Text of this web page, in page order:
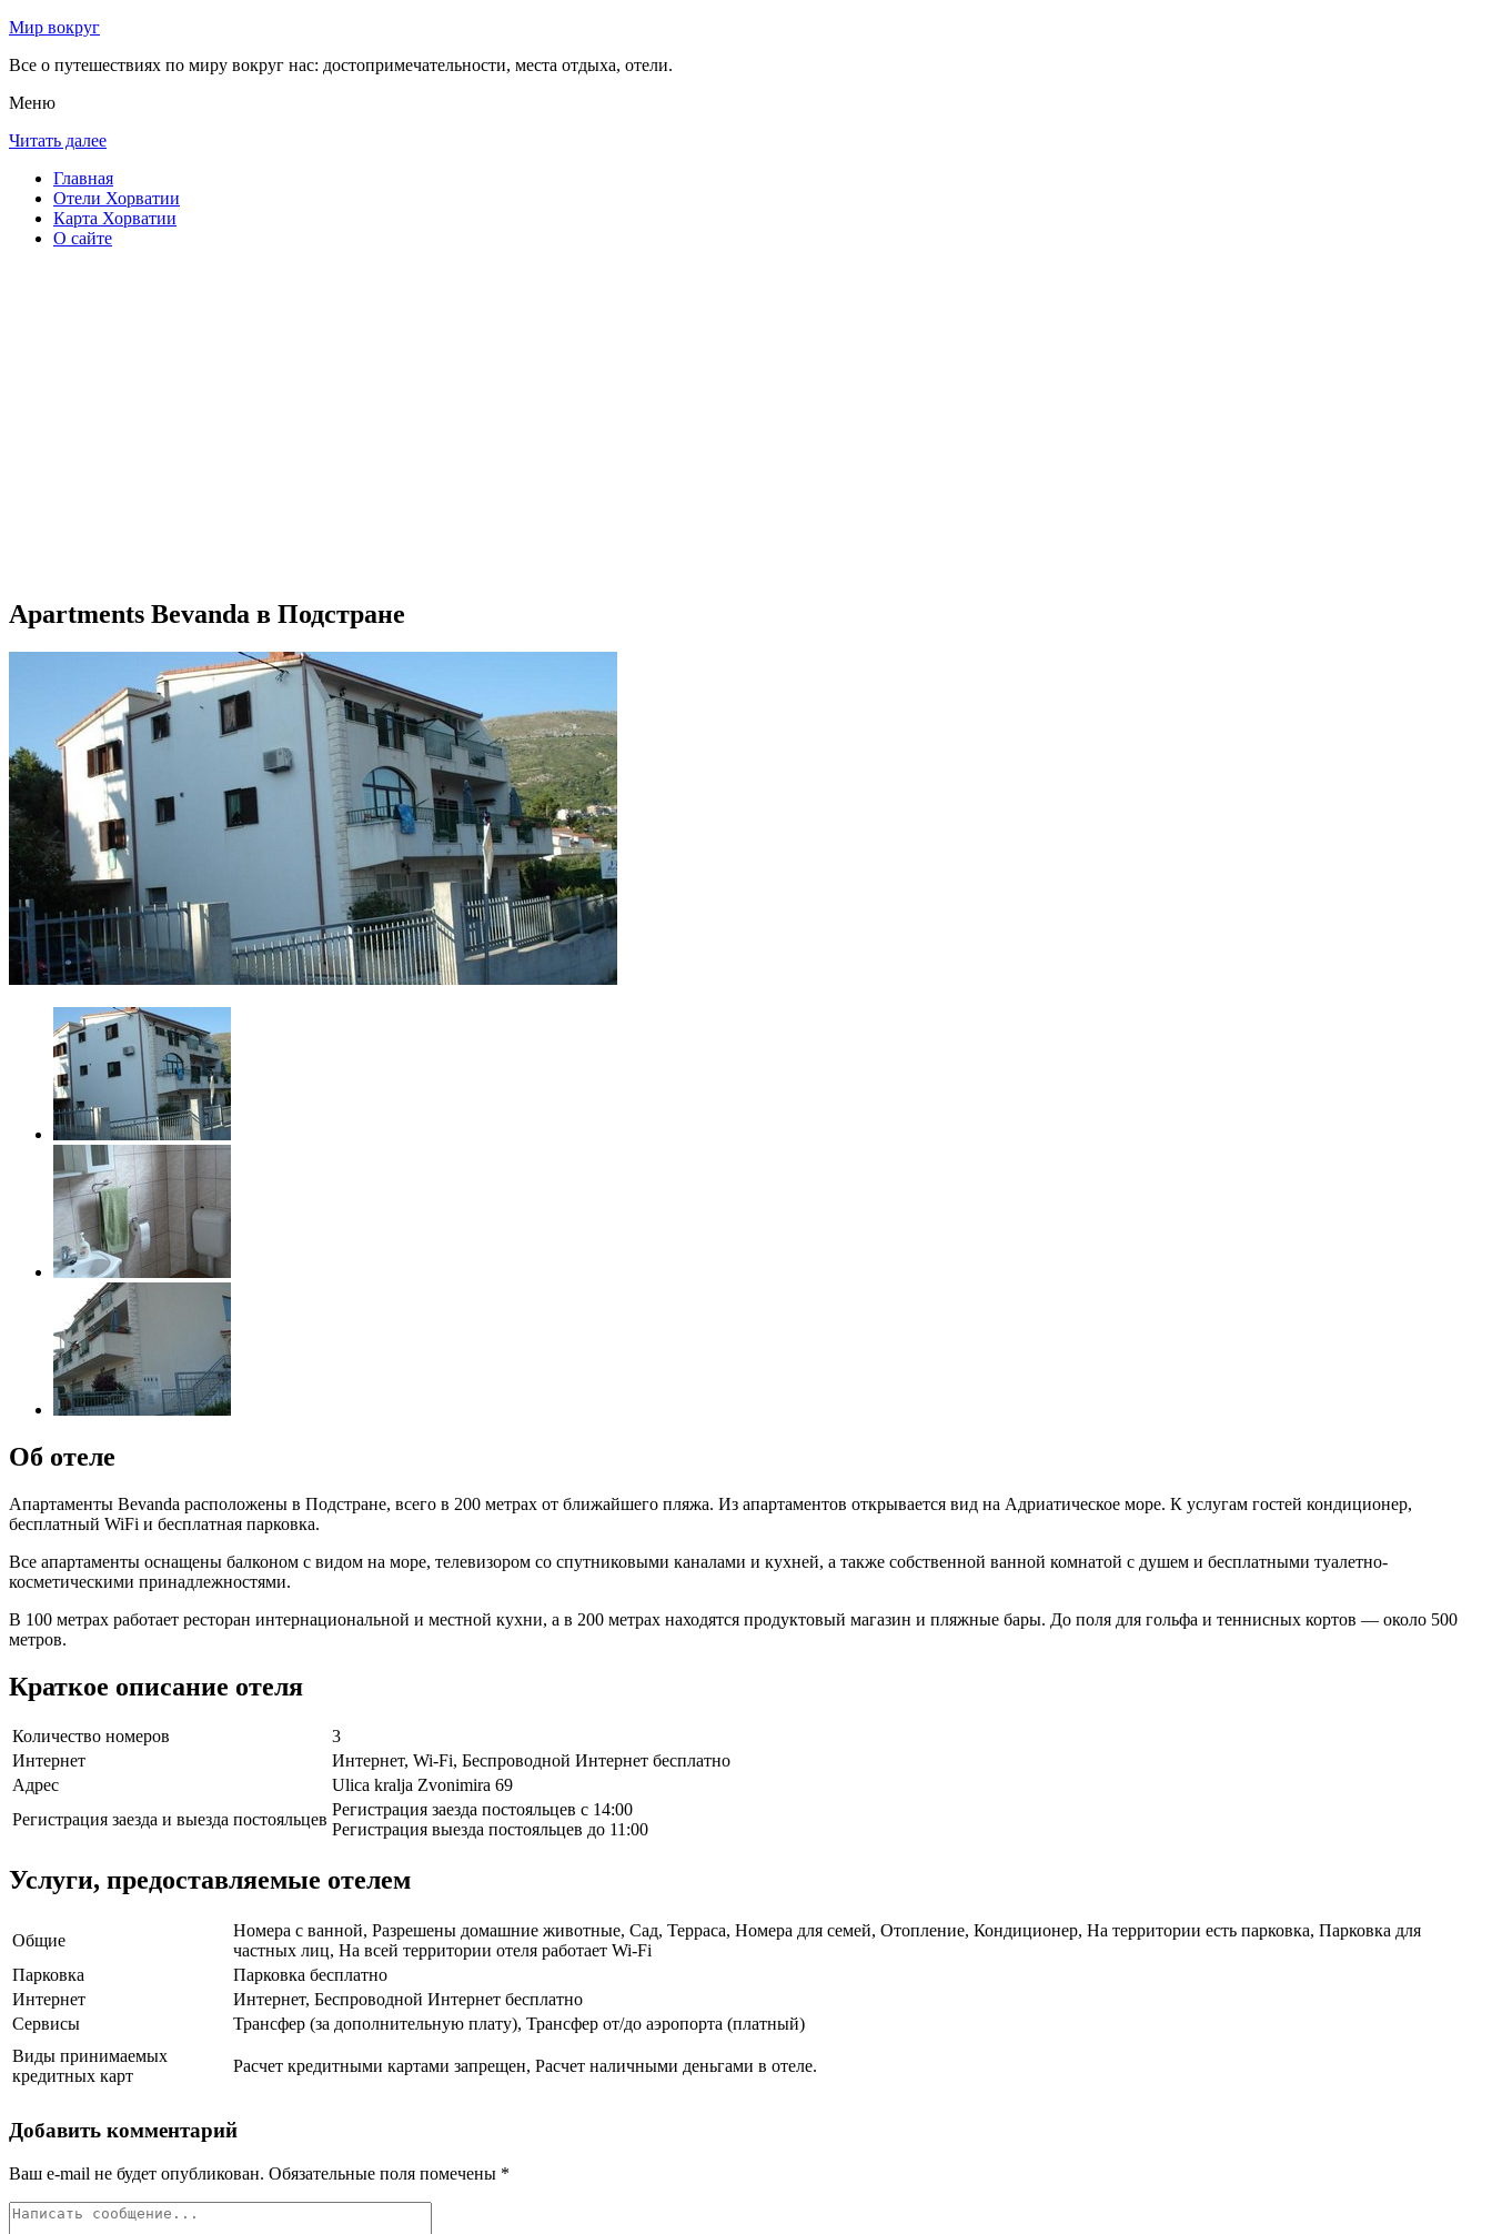
Мир вокруг
Все о путешествиях по миру вокруг нас: достопримечательности, места отдыха, отели.
Меню
Читать далее
Главная
Отели Хорватии
Карта Хорватии
О сайте
Apartments Bevanda в Подстране
Об отеле
Апартаменты Bevanda расположены в Подстране, всего в 200 метрах от ближайшего пляжа. Из апартаментов открывается вид на Адриатическое море. К услугам гостей кондиционер,
бесплатный WiFi и бесплатная парковка.
Все апартаменты оснащены балконом с видом на море, телевизором со спутниковыми каналами и кухней, а также собственной ванной комнатой с душем и бесплатными туалетно-
косметическими принадлежностями.
В 100 метрах работает ресторан интернациональной и местной кухни, а в 200 метрах находятся продуктовый магазин и пляжные бары. До поля для гольфа и теннисных кортов — около 500
метров.
Краткое описание отеля
Количество номеров
3
Интернет
Интернет, Wi-Fi, Беспроводной Интернет бесплатно
Адрес
Ulica kralja Zvonimira 69
Регистрация заезда и выезда постояльцев
Регистрация заезда постояльцев с 14:00
Регистрация выезда постояльцев до 11:00
Услуги, предоставляемые отелем
Общие
Номера с ванной, Разрешены домашние животные, Сад, Терраса, Номера для семей, Отопление, Кондиционер, На территории есть парковка, Парковка для
частных лиц, На всей территории отеля работает Wi-Fi
Парковка
Парковка бесплатно
Интернет
Интернет, Беспроводной Интернет бесплатно
Сервисы
Трансфер (за дополнительную плату), Трансфер от/до аэропорта (платный)
Виды принимаемых
кредитных карт
Расчет кредитными картами запрещен, Расчет наличными деньгами в отеле.
Добавить комментарий
Ваш e-mail не будет опубликован. Обязательные поля помечены *